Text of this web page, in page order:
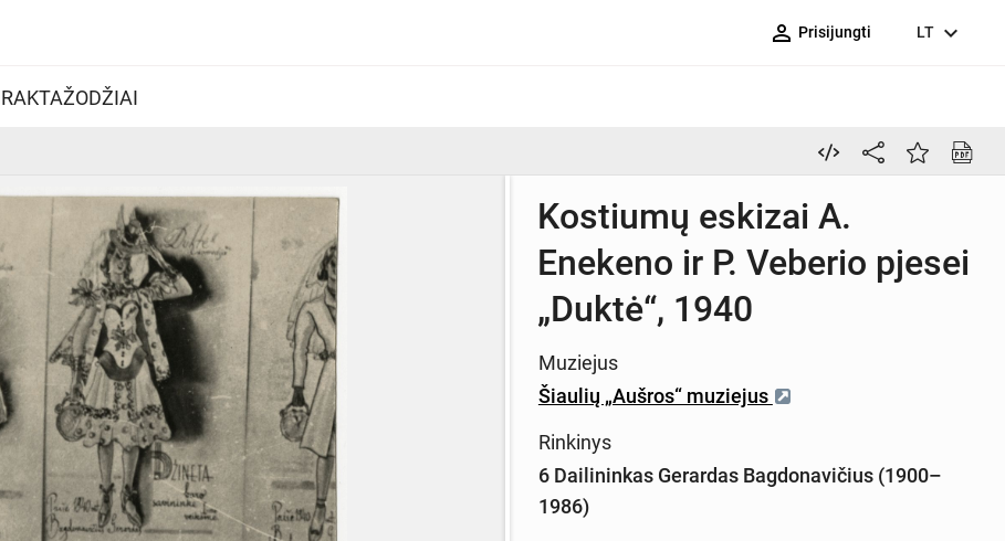
person_outline Prisijungti LT expand_more
RAKTAŽODŽIAI
Kostiumų eskizai A.
Enekeno ir P. Veberio pjesei
„Duktė“, 1940
Muziejus
Šiaulių „Aušros“ muziejus
Rinkinys
6 Dailininkas Gerardas Bagdonavičius (1900–
1986)